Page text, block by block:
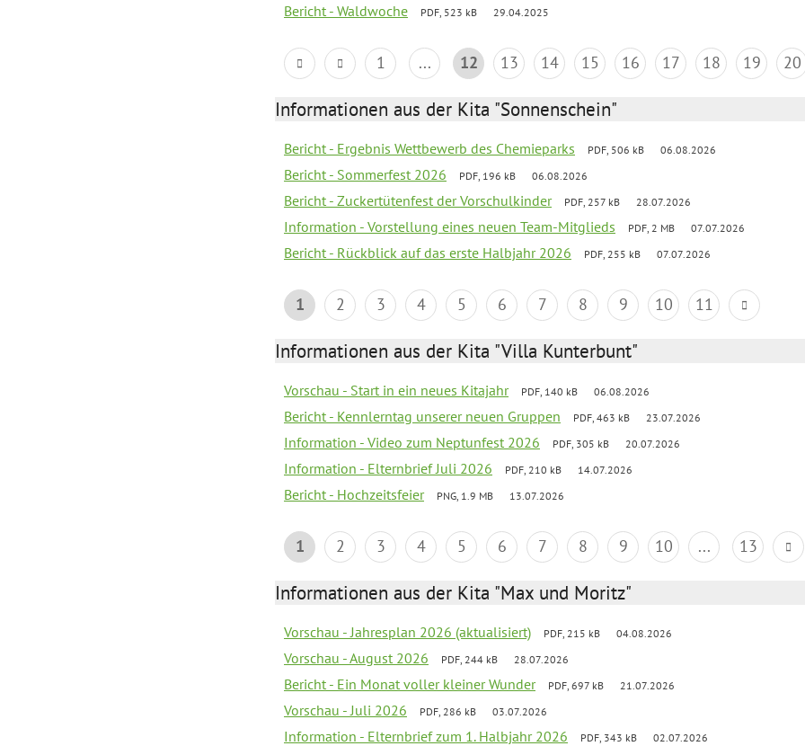
Bericht - Waldwoche PDF, 523 kB 29.04.2025
1 ... 12 13 14 15 16 17 18 19 20
Informationen aus der Kita "Sonnenschein"
Bericht - Ergebnis Wettbewerb des Chemieparks PDF, 506 kB 06.08.2026
Bericht - Sommerfest 2026 PDF, 196 kB 06.08.2026
Bericht - Zuckertütenfest der Vorschulkinder PDF, 257 kB 28.07.2026
Information - Vorstellung eines neuen Team-Mitglieds PDF, 2 MB 07.07.2026
Bericht - Rückblick auf das erste Halbjahr 2026 PDF, 255 kB 07.07.2026
1 2 3 4 5 6 7 8 9 10 11
Informationen aus der Kita "Villa Kunterbunt"
Vorschau - Start in ein neues Kitajahr PDF, 140 kB 06.08.2026
Bericht - Kennlerntag unserer neuen Gruppen PDF, 463 kB 23.07.2026
Information - Video zum Neptunfest 2026 PDF, 305 kB 20.07.2026
Information - Elternbrief Juli 2026 PDF, 210 kB 14.07.2026
Bericht - Hochzeitsfeier PNG, 1.9 MB 13.07.2026
1 2 3 4 5 6 7 8 9 10 ... 13
Informationen aus der Kita "Max und Moritz"
Vorschau - Jahresplan 2026 (aktualisiert) PDF, 215 kB 04.08.2026
Vorschau - August 2026 PDF, 244 kB 28.07.2026
Bericht - Ein Monat voller kleiner Wunder PDF, 697 kB 21.07.2026
Vorschau - Juli 2026 PDF, 286 kB 03.07.2026
Information - Elternbrief zum 1. Halbjahr 2026 PDF, 343 kB 02.07.2026